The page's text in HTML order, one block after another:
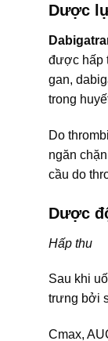
Dược
được hấp
gan,
trong
Do
ngăn
cầu do
Dược
Hấp thu
Sau khi
trưng bởi
Cmax,